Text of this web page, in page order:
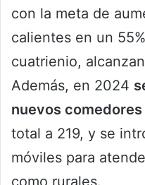
con la meta de
calientes en un
cuatrienio,
Además, en 2024
nuevos
total a 219, y se
móviles para
como rurales.